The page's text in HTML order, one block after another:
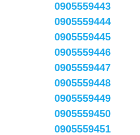
0905559443
0905559444
0905559445
0905559446
0905559447
0905559448
0905559449
0905559450
0905559451